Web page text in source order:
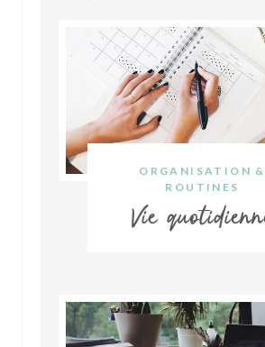
ORGANISATION &
ROUTINES
Vie